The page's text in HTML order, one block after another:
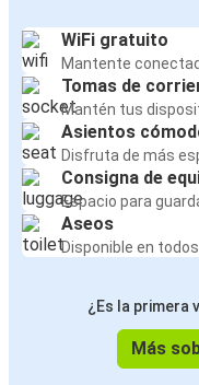
WiFi gratuito
Mantente
Tomas de
Mantén tus
Asientos
Disfruta de más
Consigna de
Espacio para
Aseos
Disponible en
¿Es la primera
Más